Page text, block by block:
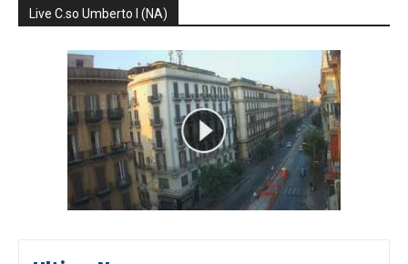
Live C.so Umberto I (NA)